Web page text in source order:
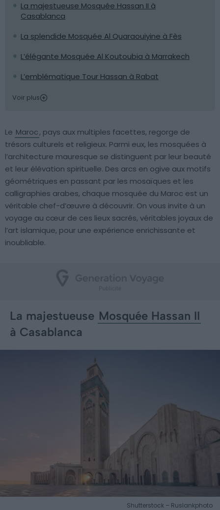
La majestueuse Mosquée Hassan II à
Casablanca
La splendide Mosquée Al Quaraouiyine à Fès
L’élégante Mosquée Al Koutoubia à Marrakech
L’emblématique Tour Hassan à Rabat
Voir plus
Le Maroc, pays aux multiples facettes, regorge de
trésors culturels et religieux. Parmi eux, les mosquées à
l’architecture mauresque se distinguent par leur beauté
et leur élévation spirituelle. Des arcs en ogive aux motifs
géométriques en passant par les mosaïques et les
calligraphies arabes, chaque mosquée du Maroc est un
véritable chef-d’œuvre à découvrir. On vous invite à un
voyage au cœur de ces lieux sacrés, véritables joyaux de
l’art islamique, pour une expérience enrichissante et
inoubliable.
La majestueuse Mosquée Hassan II
à Casablanca
Shutterstock – Ruslankphoto